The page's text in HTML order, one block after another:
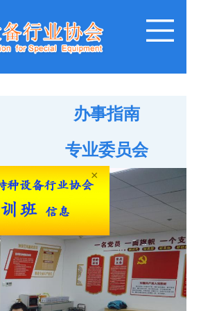
办事指南
专业委员会